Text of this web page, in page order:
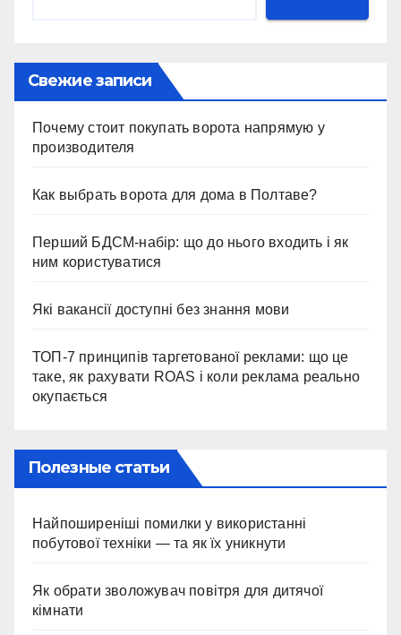
Свежие записи
Почему стоит покупать ворота напрямую у
производителя
Как выбрать ворота для дома в Полтаве?
Перший БДСМ-набір: що до нього входить і як
ним користуватися
Які вакансії доступні без знання мови
ТОП-7 принципів таргетованої реклами: що це
таке, як рахувати ROAS і коли реклама реально
окупається
Полезные статьи
Найпоширеніші помилки у використанні
побутової техніки — та як їх уникнути
Як обрати зволожувач повітря для дитячої
кімнати